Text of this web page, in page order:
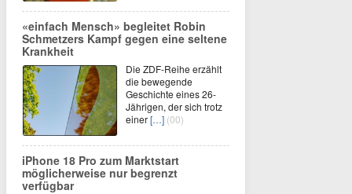
«einfach Mensch» begleitet Robin
Schmetzers Kampf gegen eine seltene
Krankheit
Die ZDF-Reihe erzählt
die bewegende
Geschichte eines 26-
Jährigen, der sich trotz
einer[…] (00)
iPhone 18 Pro zum Marktstart
möglicherweise nur begrenzt
verfügbar